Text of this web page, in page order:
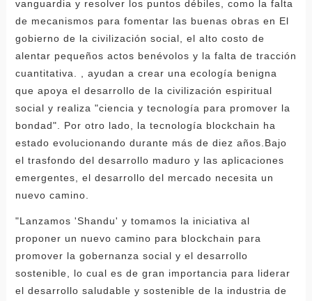
vanguardia y resolver los puntos débiles, como la falta
de mecanismos para fomentar las buenas obras en El
gobierno de la civilización social, el alto costo de
alentar pequeños actos benévolos y la falta de tracción
cuantitativa. , ayudan a crear una ecología benigna
que apoya el desarrollo de la civilización espiritual
social y realiza "ciencia y tecnología para promover la
bondad". Por otro lado, la tecnología blockchain ha
estado evolucionando durante más de diez años.Bajo
el trasfondo del desarrollo maduro y las aplicaciones
emergentes, el desarrollo del mercado necesita un
nuevo camino.
"Lanzamos 'Shandu' y tomamos la iniciativa al
proponer un nuevo camino para blockchain para
promover la gobernanza social y el desarrollo
sostenible, lo cual es de gran importancia para liderar
el desarrollo saludable y sostenible de la industria de